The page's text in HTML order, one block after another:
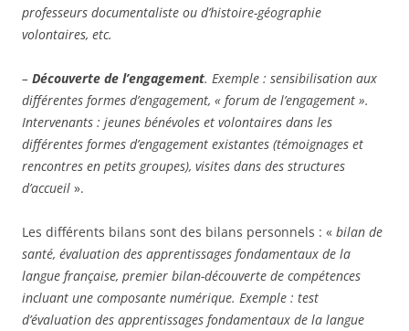
professeurs documentaliste ou d’histoire-géographie
volontaires, etc.
– Découverte de l’engagement. Exemple : sensibilisation aux
différentes formes d’engagement, « forum de l’engagement ».
Intervenants : jeunes bénévoles et volontaires dans les
différentes formes d’engagement existantes (témoignages et
rencontres en petits groupes), visites dans des structures
d’accueil ».
Les différents bilans sont des bilans personnels : « bilan de
santé, évaluation des apprentissages fondamentaux de la
langue française, premier bilan-découverte de compétences
incluant une composante numérique. Exemple : test
d’évaluation des apprentissages fondamentaux de la langue